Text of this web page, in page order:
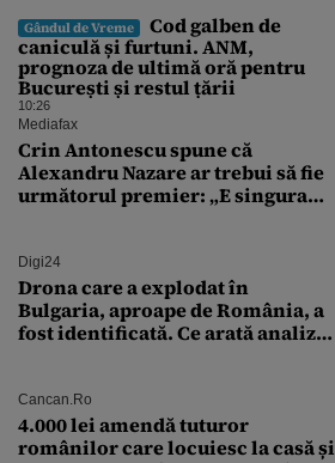
Gândul de Vreme
Cod galben de
caniculă și furtuni. ANM,
prognoza de ultimă oră pentru
București și restul țării
10:26
Mediafax
Crin Antonescu spune că
Alexandru Nazare ar trebui să fie
următorul premier: „E singura
Digi24
Drona care a explodat în
Bulgaria, aproape de România, a
fost identificată. Ce arată analiza
Cancan.ro
4.000 lei amendă tuturor
românilor care locuiesc la casă și